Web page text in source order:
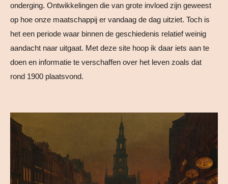
onderging. Ontwikkelingen die van grote invloed zijn geweest
op hoe onze maatschappij er vandaag de dag uitziet. Toch is
het een periode waar binnen de geschiedenis relatief weinig
aandacht naar uitgaat. Met deze site hoop ik daar iets aan te
doen en informatie te verschaffen over het leven zoals dat
rond 1900 plaatsvond.